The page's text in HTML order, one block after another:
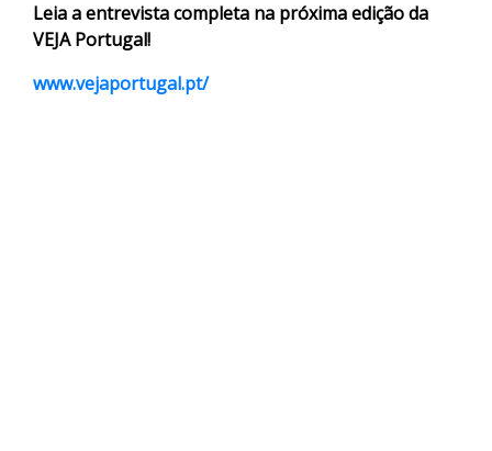
Leia a entrevista completa na próxima edição da
VEJA Portugal!
www.vejaportugal.pt/